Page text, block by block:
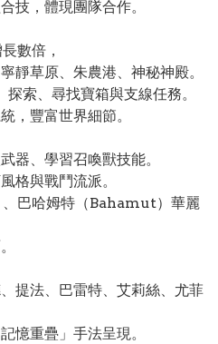
技，體現團隊合作。
數倍，
靜草原、朱農港、神秘神殿。
索、尋找寶箱與支線任務。
，豐富世界細節。
器、學習召喚獸技能。
格與戰鬥流派。
巴哈姆特（Bahamut）華麗
提法、巴雷特、艾莉絲、尤菲
憶重疊」手法呈現。